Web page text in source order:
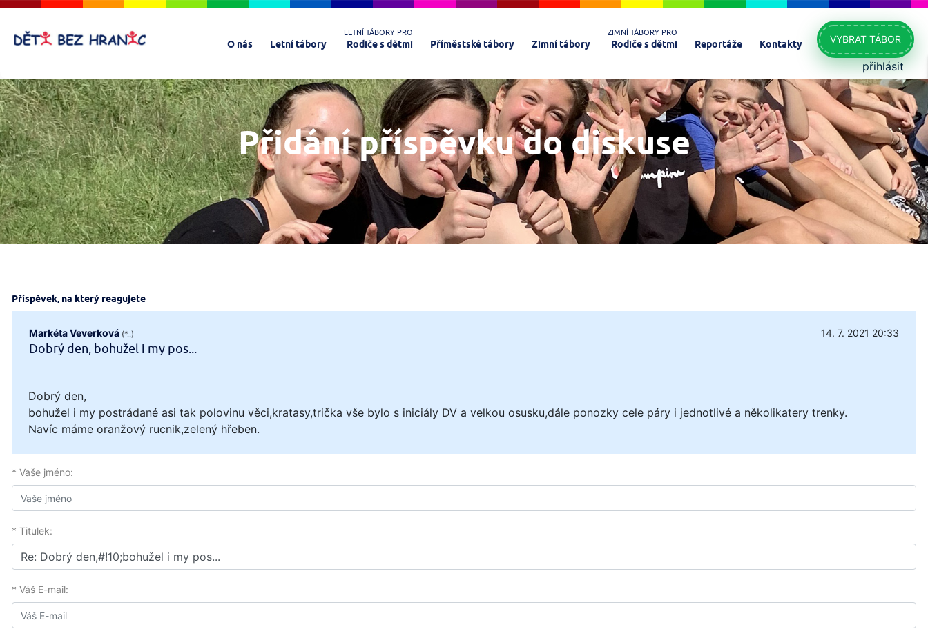
O nás Letní tábory
LETNÍ TÁBORY PRO
Rodiče s dětmi Příměstské tábory Zimní tábory
ZIMNÍ TÁBORY PRO
Rodiče s dětmi Reportáže Kontakty VYBRAT TÁBOR
přihlásit
Přidání příspěvku do diskuse
Příspěvek, na který reagujete
Markéta Veverková (*..) 14. 7. 2021 20:33
Dobrý den, bohužel i my pos...
Dobrý den,
bohužel i my postrádané asi tak polovinu věci,kratasy,trička vše bylo s iniciály DV a velkou osusku,dále ponozky cele páry i jednotlivé a několikatery trenky.
Navíc máme oranžový rucnik,zelený hřeben.
* Vaše jméno:
* Titulek:
* Váš E-mail: